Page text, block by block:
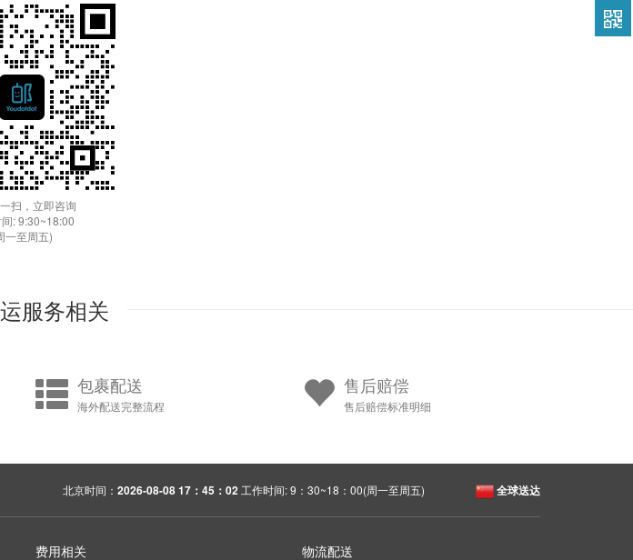
扫，立即咨询
: 9:30~18:00
一至周五)
服务相关
包裹配送
海外配送完整流程
售后赔偿
售后赔偿标准明细
北京时间： 2026-08-08 17：45：02 工作时间: 9：30~18：00(周一至周五) 全球送达
费用相关 物流配送